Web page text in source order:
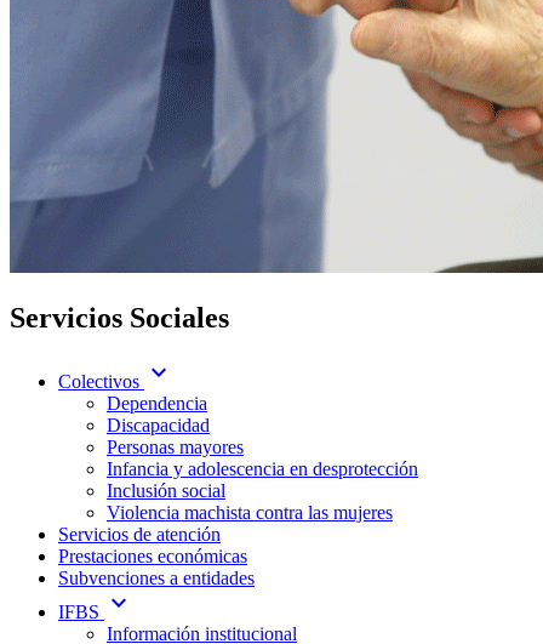
Servicios Sociales
Colectivos expand_more
Dependencia
Discapacidad
Personas mayores
Infancia y adolescencia en desprotección
Inclusión social
Violencia machista contra las mujeres
Servicios de atención
Prestaciones económicas
Subvenciones a entidades
IFBS
expand_more
Información institucional